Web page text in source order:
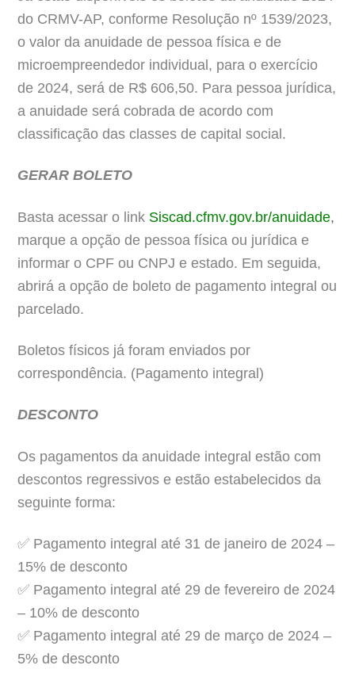
do CRMV-AP, conforme Resolução nº 1539/2023,
o valor da anuidade de pessoa física e de
microempreendedor individual, para o exercício
de 2024, será de R$ 606,50. Para pessoa jurídica,
a anuidade será cobrada de acordo com
classificação das classes de capital social.
GERAR BOLETO
Basta acessar o link Siscad.cfmv.gov.br/anuidade,
marque a opção de pessoa física ou jurídica e
informar o CPF ou CNPJ e estado. Em seguida,
abrirá a opção de boleto de pagamento integral ou
parcelado.
Boletos físicos já foram enviados por
correspondência. (Pagamento integral)
DESCONTO
Os pagamentos da anuidade integral estão com
descontos regressivos e estão estabelecidos da
seguinte forma:
✅ Pagamento integral até 31 de janeiro de 2024 –
15% de desconto
✅ Pagamento integral até 29 de fevereiro de 2024
– 10% de desconto
✅ Pagamento integral até 29 de março de 2024 –
5% de desconto